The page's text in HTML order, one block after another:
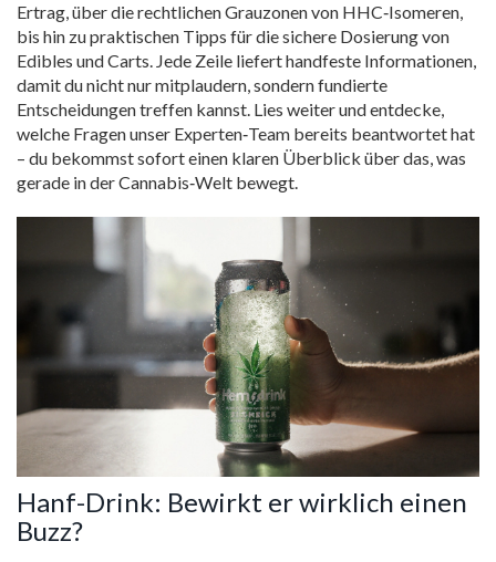
Ertrag, über die rechtlichen Grauzonen von HHC‑Isomeren,
bis hin zu praktischen Tipps für die sichere Dosierung von
Edibles und Carts. Jede Zeile liefert handfeste Informationen,
damit du nicht nur mitplaudern, sondern fundierte
Entscheidungen treffen kannst. Lies weiter und entdecke,
welche Fragen unser Experten‑Team bereits beantwortet hat
– du bekommst sofort einen klaren Überblick über das, was
gerade in der Cannabis‑Welt bewegt.
Hanf-Drink: Bewirkt er wirklich einen
Buzz?